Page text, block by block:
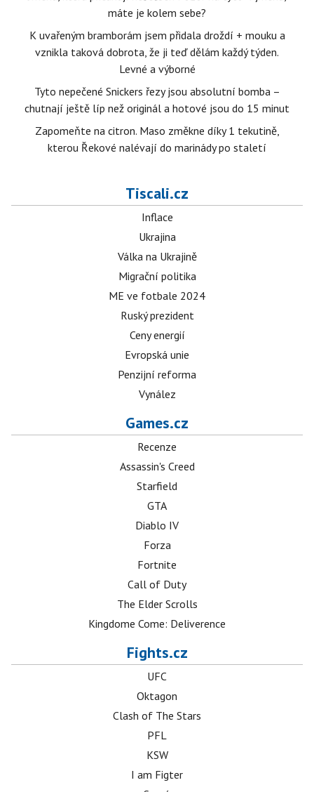
máte je kolem sebe?
K uvařeným bramborám jsem přidala droždí + mouku a
vznikla taková dobrota, že ji teď dělám každý týden.
Levné a výborné
Tyto nepečené Snickers řezy jsou absolutní bomba –
chutnají ještě líp než originál a hotové jsou do 15 minut
Zapomeňte na citron. Maso změkne díky 1 tekutině,
kterou Řekové nalévají do marinády po staletí
Tiscali.cz
Inflace
Ukrajina
Válka na Ukrajině
Migrační politika
ME ve fotbale 2024
Ruský prezident
Ceny energií
Evropská unie
Penzijní reforma
Vynález
Games.cz
Recenze
Assassin's Creed
Starfield
GTA
Diablo IV
Forza
Fortnite
Call of Duty
The Elder Scrolls
Kingdome Come: Deliverence
Fights.cz
UFC
Oktagon
Clash of The Stars
PFL
KSW
I am Figter